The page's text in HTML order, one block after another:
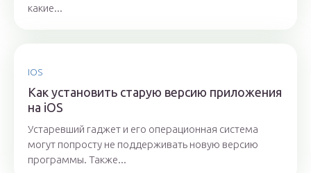
какие...
IOS
Как установить старую версию приложения
на iOS
Устаревший гаджет и его операционная система
могут попросту не поддерживать новую версию
программы. Также...